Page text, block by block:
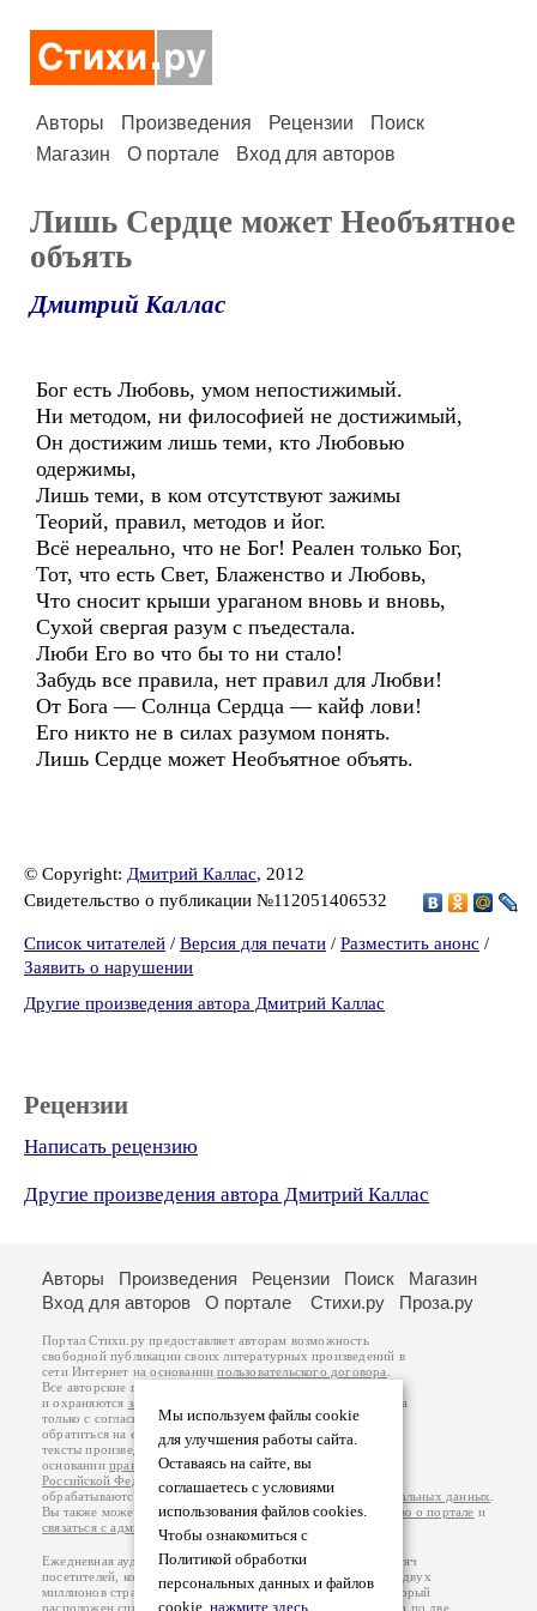
Авторы Произведения Рецензии
Поиск
Магазин
О портале Вход для авторов
Лишь Сердце может Необъятное
объять
Дмитрий Каллас
Бог есть Любовь, умом непостижимый.
Ни методом, ни философией не достижимый,
Он достижим лишь теми, кто Любовью
одержимы,
Лишь теми, в ком отсутствуют зажимы
Теорий, правил, методов и йог.
Всё нереально, что не Бог! Реален только Бог,
Тот, что есть Свет, Блаженство и Любовь,
Что сносит крыши ураганом вновь и вновь,
Сухой свергая разум с пъедестала.
Люби Его во что бы то ни стало!
Забудь все правила, нет правил для Любви!
От Бога — Солнца Сердца — кайф лови!
Его никто не в силах разумом понять.
Лишь Сердце может Необъятное объять.
© Copyright: Дмитрий Каллас, 2012
Свидетельство о публикации №112051406532
Список читателей / Версия для печати / Разместить анонс /
Заявить о нарушении
Другие произведения автора Дмитрий Каллас
Рецензии
Написать рецензию
Другие произведения автора Дмитрий Каллас
Мы используем файлы cookie
для улучшения работы сайта.
Оставаясь на сайте, вы
соглашаетесь с условиями
использования файлов cookies.
Чтобы ознакомиться с
Политикой обработки
персональных данных и файлов
cookie, нажмите здесь
Авторы Произведения Рецензии Поиск
Магазин
Вход для авторов
О портале Стихи.ру Проза.ру
Портал Стихи.ру предоставляет авторам возможность
свободной публикации своих литературных произведений в
сети Интернет на основаниипользовательского договора
Все авторские права на произведения принадлежат авторам
и охраняются законом
. Перепечатка произведений возможна
только с согласия его автора, к которому вы можете
обратиться на его авторской странице. Ответственность за
тексты произведений авторы несут самостоятельно на
основанииправил публикацииизаконодательства
Российской Федерации
обрабатываются на основанииПолитики обработки персональных данных
Вы также можете посмотреть более подробнуюинформацию о портале и
связаться с администрацией
Ежедневная аудитория портала Стихи.ру – порядка 200 тысяч
посетителей, которые в общей сумме просматривают более двух
миллионов страниц по данным счетчика посещаемости, который
расположен справа от этого текста. В каждой графе указано по две